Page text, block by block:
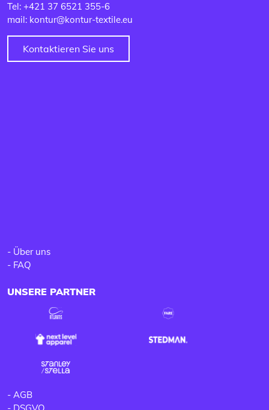
Tel: +421 37 6521 355-6
mail: kontur@kontur-textile.eu
Kontaktieren Sie uns
- Über uns
- FAQ
UNSERE PARTNER
- AGB